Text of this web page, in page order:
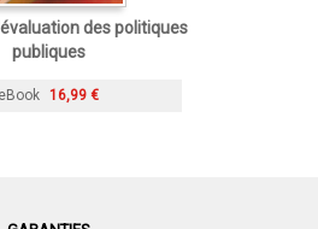
des politiques
publiques
eBook 16,99 €